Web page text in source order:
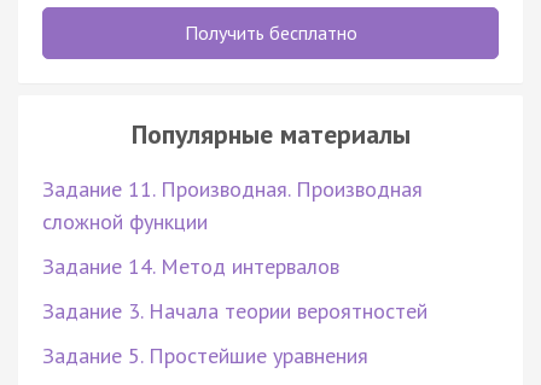
Получить бесплатно
Популярные материалы
Задание 11. Производная. Производная
сложной функции
Задание 14. Метод интервалов
Задание 3. Начала теории вероятностей
Задание 5. Простейшие уравнения